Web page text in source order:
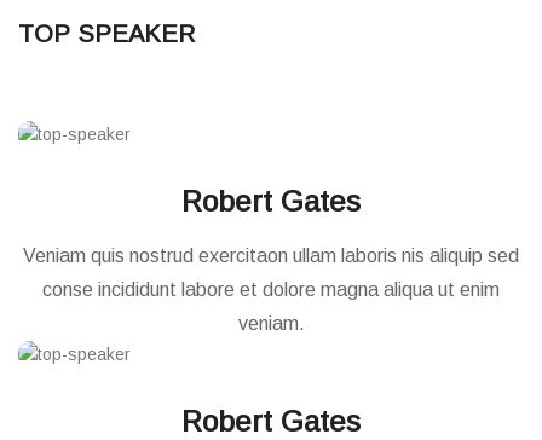
TOP SPEAKER
Robert Gates
Veniam quis nostrud exercitaon ullam laboris nis aliquip sed
conse incididunt labore et dolore magna aliqua ut enim
veniam.
Robert Gates